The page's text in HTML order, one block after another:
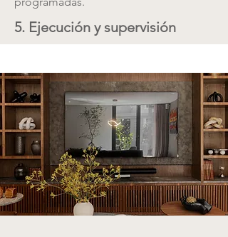
5. Ejecución y supervisión